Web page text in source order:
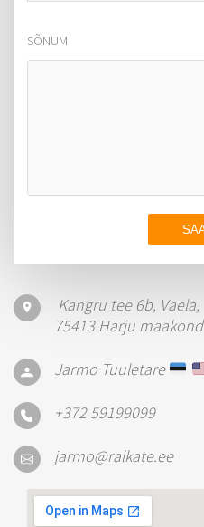
SÕNUM
Kangru tee 6b, Vaela,
75413 Harju maakond
Jarmo Tuuletare
+372 59199099
jarmo@ralkate.ee